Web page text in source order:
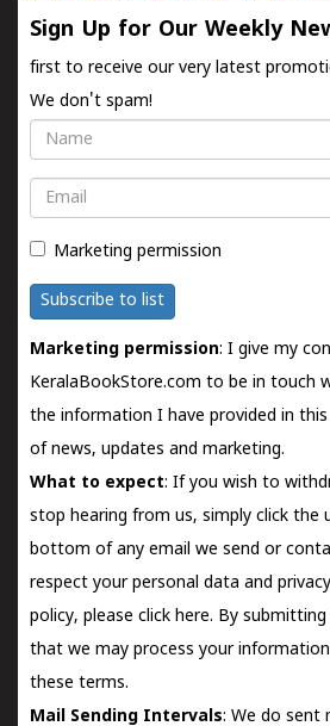
Sign Up for Our Weekly
first to receive our very latest
We don't spam!
Name
Email
Marketing permission
Subscribe to list
Marketing permission: I give my
KeralaBookStore.com to be in touch
the information I have provided in
of news, updates and marketing.
What to expect: If you wish to
stop hearing from us, simply click the
bottom of any email we send or
respect your personal data and
policy, please click here. By
that we may process your
these terms.
Mail Sending Intervals: We do sent